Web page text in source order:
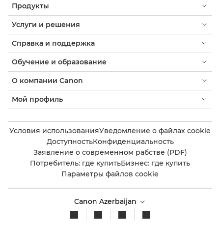
Продукты
Услуги и решения
Справка и поддержка
Обучение и образование
О компании Canon
Мой профиль
Условия использованияУведомление о файлах cookie
ДоступностьКонфиденциальность
Заявление о современном рабстве (PDF)
Потребитель: где купитьБизнес: где купить
Параметры файлов cookie
Canon Azerbaijan